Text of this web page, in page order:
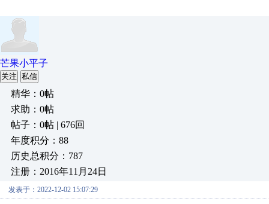
芒果小平子
关注 私信
精华：0帖
求助：0帖
帖子：0帖 | 676回
年度积分：88
历史总积分：787
注册：2016年11月24日
发表于：2022-12-02 15:07:29